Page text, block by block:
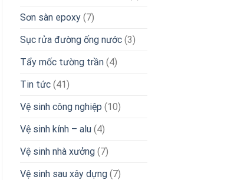
Sơn sàn epoxy(7)
Sục rửa đường ống nước(3)
Tẩy mốc tường trần(4)
Tin tức(41)
Vệ sinh công nghiệp (10)
Vệ sinh kính – alu(4)
Vệ sinh nhà xưởng(7)
Vệ sinh sau xây dựng(7)